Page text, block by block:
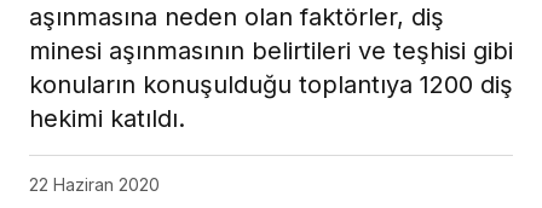
aşınmasına neden olan faktörler, diş
minesi aşınmasının belirtileri ve teşhisi gibi
konuların konuşulduğu toplantıya 1200 diş
hekimi katıldı.
22 Haziran 2020